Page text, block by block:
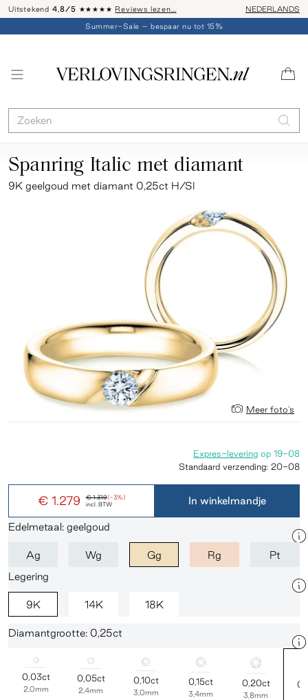
Uitstekend 4,8/5 ★★★★★ Reviews lezen… Advies: 020 -
NEDERLANDS
Summer-Sale – bespaar nu tot 15%
Spanring Italic met diamant
9K geelgoud met diamant 0,25ct H/SI
Meer foto's
€ 1.319(-3%)
€ 1.279 incl. BTW
Expres-levering op 19-08
Standaard verzending: 20-08
In winkelmandje
Edelmetaal: geelgoud
Ag Wg Gg Rg
Pt
Legering
9K 14K 18K
Diamantgrootte: 0,25ct
0,03ct
2,0mm
0,05ct
2,4mm
0,10ct
3,0mm
0,15ct
3,4mm
0,20ct
3,8mm